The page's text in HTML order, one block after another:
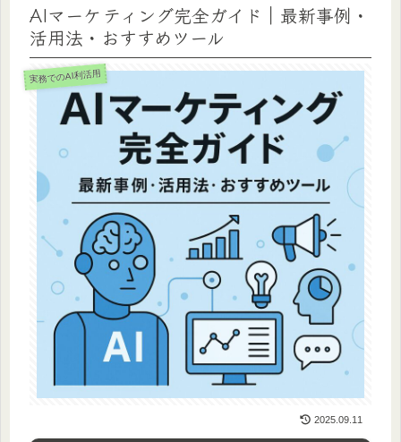
AIマーケティング完全ガイド｜最新事例・
活用法・おすすめツール
実務でのAI利活用
2025.09.11